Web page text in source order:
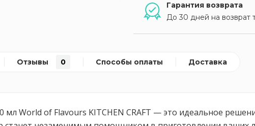
Гарантия возврата
До 30 дней на возврат
Отзывы 0 Способы оплаты Доставка
мл World of Flavours KITCHEN CRAFT — это идеальное